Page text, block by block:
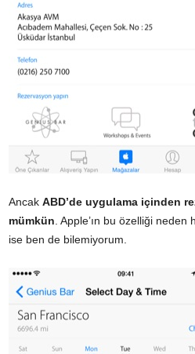
Ancak ABD’de uygulama içinden
mümkün . Apple’ın bu özelliği neden
ise ben de bilemiyorum.